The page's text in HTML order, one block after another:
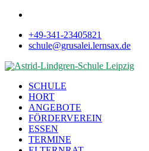
+49-341-23405821
schule@grusalei.lernsax.de
SCHULE
HORT
ANGEBOTE
FÖRDERVEREIN
ESSEN
TERMINE